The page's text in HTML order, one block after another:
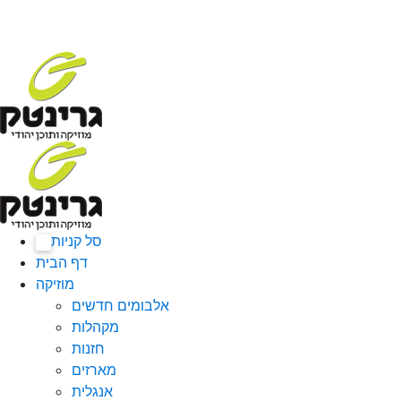
סל קניות
דף הבית
מוזיקה
אלבומים חדשים
מקהלות
חזנות
מארזים
אנגלית